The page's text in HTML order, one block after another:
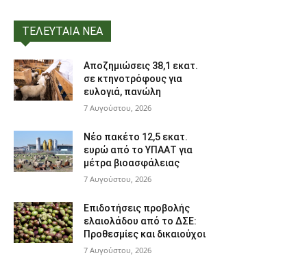
ΤΕΛΕΥΤΑΙΑ ΝΕΑ
Αποζημιώσεις 38,1 εκατ.
σε κτηνοτρόφους για
ευλογιά, πανώλη
7 Αυγούστου, 2026
Νέο πακέτο 12,5 εκατ.
ευρώ από το ΥΠΑΑΤ για
μέτρα βιοασφάλειας
7 Αυγούστου, 2026
Επιδοτήσεις προβολής
ελαιολάδου από το ΔΣΕ:
Προθεσμίες και δικαιούχοι
7 Αυγούστου, 2026